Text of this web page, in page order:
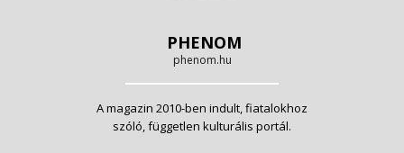
PHENOM
phenom.hu
A magazin 2010-ben indult, fiatalokhoz
szóló, független kulturális portál.